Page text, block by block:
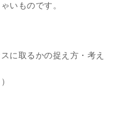
いものです。
に取るかの捉え方・考え